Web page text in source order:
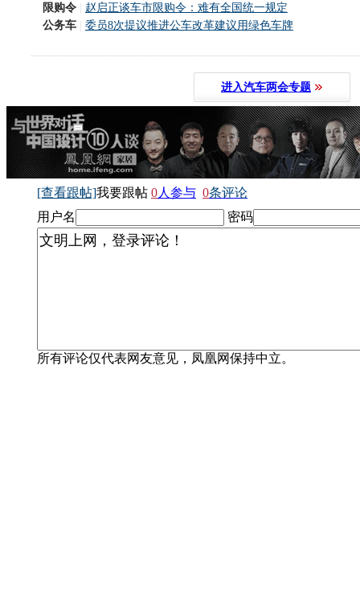
限购令 | 赵启正谈车市限购令：难有全国统一规定
公务车 | 委员8次提议推进公车改革建议用绿色车牌
进入汽车两会专题
[查看跟帖]我要跟帖 0人参与 0条评论
用户名
密码
所有评论仅代表网友意见，凤凰网保持中立。